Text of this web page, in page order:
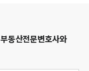
부동산전문변호사와